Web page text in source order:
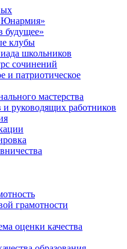
будущее»
клубы
школьников
сочинений
и патриотическое
мастерства
и руководящих работников
грамотности
оценки качества